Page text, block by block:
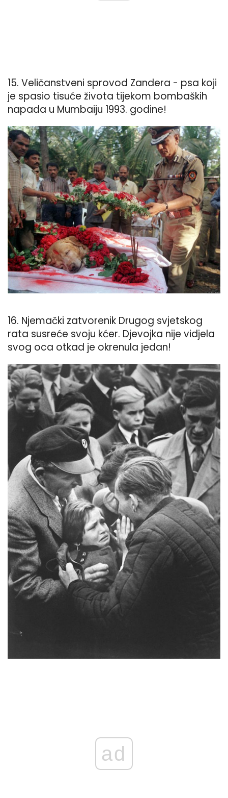
15. Veličanstveni sprovod Zandera - psa koji
je spasio tisuće života tijekom bombaških
napada u Mumbaiju 1993. godine!
16. Njemački zatvorenik Drugog svjetskog
rata susreće svoju kćer. Djevojka nije vidjela
svog oca otkad je okrenula jedan!
ad